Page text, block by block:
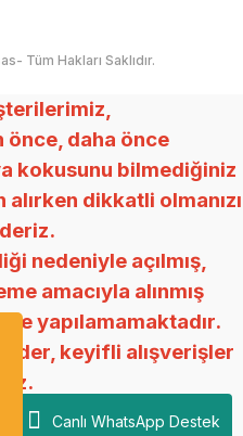
Canlı WhatsApp Destek
Tüm Hakları Saklıdır.
daha önce
kokusunu bilmediğiniz
dikkatli olmanızı
nedeniyle açılmış,
amacıyla alınmış
yapılamamaktadır.
eder, keyifli alışverişler